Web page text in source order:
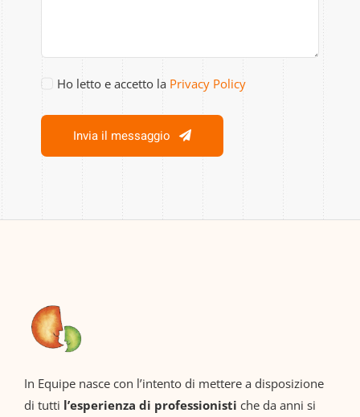
Ho letto e accetto la Privacy Policy
Invia il messaggio
In Equipe nasce con l’intento di mettere a disposizione
di tutti l’esperienza di professionisti che da anni si